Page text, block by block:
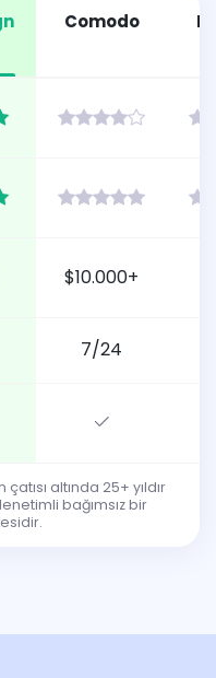
Comodo
$10.000+
7/24
altında 25+ yıldır
bağımsız bir